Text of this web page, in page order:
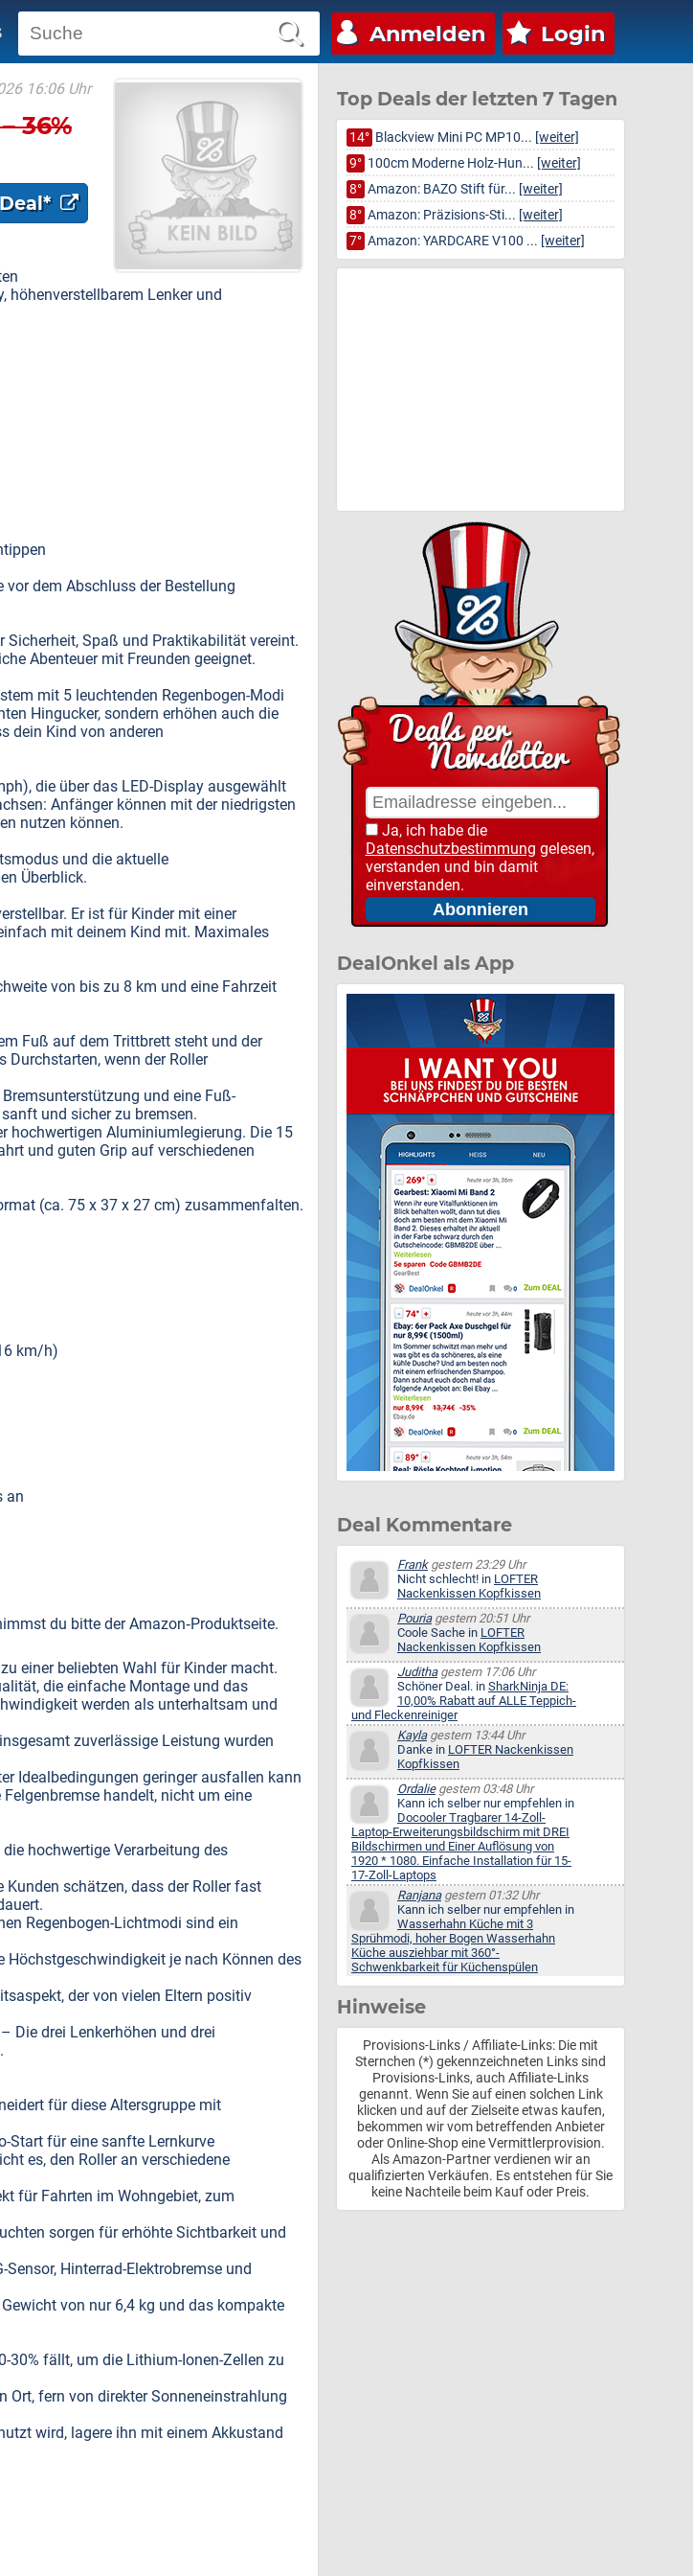
Anmelden Login
16:06 Uhr
36%
höhenverstellbarem Lenker und
vor dem Abschluss der Bestellung
Sicherheit, Spaß und Praktikabilität vereint.
Abenteuer mit Freunden geeignet.
mit 5 leuchtenden Regenbogen-Modi
Hingucker, sondern erhöhen auch die
dein Kind von anderen
die über das LED-Display ausgewählt
Anfänger können mit der niedrigsten
nutzen können.
und die aktuelle
Überblick.
Er ist für Kinder mit einer
mit deinem Kind mit. Maximales
von bis zu 8 km und eine Fahrzeit
Fuß auf dem Trittbrett steht und der
Durchstarten, wenn der Roller
und eine Fuß-
und sicher zu bremsen.
hochwertigen Aluminiumlegierung. Die 15
und guten Grip auf verschiedenen
(ca. 75 x 37 x 27 cm) zusammenfalten.
km/h)
an
du bitte der Amazon‑Produktseite.
einer beliebten Wahl für Kinder macht.
die einfache Montage und das
werden als unterhaltsam und
zuverlässige Leistung wurden
Idealbedingungen geringer ausfallen kann
handelt, nicht um eine
hochwertige Verarbeitung des
schätzen, dass der Roller fast
Regenbogen-Lichtmodi sind ein
Höchstgeschwindigkeit je nach Können des
der von vielen Eltern positiv
Die drei Lenkerhöhen und drei
für diese Altersgruppe mit
Start für eine sanfte Lernkurve
es, den Roller an verschiedene
für Fahrten im Wohngebiet, zum
sorgen für erhöhte Sichtbarkeit und
Hinterrad-Elektrobremse und
von nur 6,4 kg und das kompakte
30% fällt, um die Lithium-Ionen-Zellen zu
Ort, fern von direkter Sonneneinstrahlung
wird, lagere ihn mit einem Akkustand
Top Deals der letzten 7 Tagen
14° Blackview Mini PC MP10... [weiter]
9° 100cm Moderne Holz-Hun... [weiter]
8° Amazon: BAZO Stift für... [weiter]
8° Amazon: Präzisions-Sti... [weiter]
7° Amazon: YARDCARE V100 ... [weiter]
Ja, ich habe die
Datenschutzbestimmung gelesen,
verstanden und bin damit
einverstanden.
DealOnkel als App
Deal Kommentare
Frankgestern 23:29 Uhr
Nicht schlecht! in LOFTER
Nackenkissen Kopfkissen
Pouriagestern 20:51 Uhr
Coole Sache in LOFTER
Nackenkissen Kopfkissen
Judithagestern 17:06 Uhr
Schöner Deal. in SharkNinja DE:
10,00% Rabatt auf ALLE Teppich-
und Fleckenreiniger
Kaylagestern 13:44 Uhr
Danke in LOFTER Nackenkissen
Kopfkissen
Ordaliegestern 03:48 Uhr
Kann ich selber nur empfehlen in
Docooler Tragbarer 14-Zoll-
Laptop-Erweiterungsbildschirm mit DREI
Bildschirmen und Einer Auflösung von
1920 * 1080. Einfache Installation für 15-
17-Zoll-Laptops
Ranjanagestern 01:32 Uhr
Kann ich selber nur empfehlen in
Wasserhahn Küche mit 3
Sprühmodi, hoher Bogen Wasserhahn
Küche ausziehbar mit 360°-
Schwenkbarkeit für Küchenspülen
Hinweise
Provisions-Links / Affiliate-Links: Die mit
Sternchen (*) gekennzeichneten Links sind
Provisions-Links, auch Affiliate-Links
genannt. Wenn Sie auf einen solchen Link
klicken und auf der Zielseite etwas kaufen,
bekommen wir vom betreffenden Anbieter
oder Online-Shop eine Vermittlerprovision.
Als Amazon-Partner verdienen wir an
qualifizierten Verkäufen. Es entstehen für Sie
keine Nachteile beim Kauf oder Preis.